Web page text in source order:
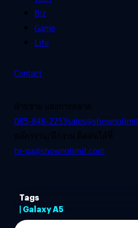
Biz
Game
Life
Contact
ฝ่ายขาย และการตลาด
085-848-2253
สมัครงาน/ฝึกงาน ติดต่อได้ที่
hr-ga@shownolimit.com
Tags
| Galaxy A5